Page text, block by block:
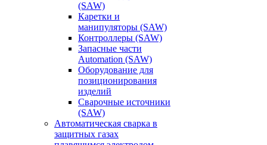
(SAW)
Каретки и
манипуляторы (SAW)
Контроллеры (SAW)
Запасные части
Automation (SAW)
Оборудование для
позиционирования
изделий
Сварочные источники
(SAW)
Автоматическая сварка в
защитных газах